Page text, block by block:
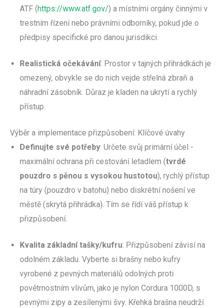
ATF (https://www.atf.gov/) a místními orgány činnými v
trestním řízení nebo právními odborníky, pokud jde o
předpisy specifické pro danou jurisdikci.
Realistická očekávání: Prostor v tajných přihrádkách je
omezený, obvykle se do nich vejde střelná zbraň a
náhradní zásobník. Důraz je kladen na ukrytí a rychlý
přístup.
Výběr a implementace přizpůsobení: Klíčové úvahy
Definujte své potřeby: Určete svůj primární účel -
maximální ochrana při cestování letadlem (tvrdé
pouzdro s pěnou s vysokou hustotou), rychlý přístup
na túry (pouzdro v batohu) nebo diskrétní nošení ve
městě (skrytá přihrádka). Tím se řídí váš přístup k
přizpůsobení.
Kvalita základní tašky/kufru: Přizpůsobení závisí na
odolném základu. Vyberte si brašny nebo kufry
vyrobené z pevných materiálů odolných proti
povětrnostním vlivům, jako je nylon Cordura 1000D, s
pevnými zipy a zesílenými švy. Křehká brašna neudrží